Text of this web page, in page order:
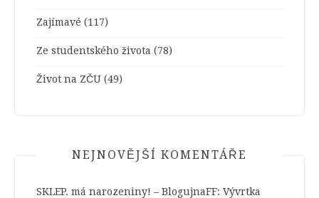
Zajímavé (117)
Ze studentského života (78)
Život na ZČU (49)
NEJNOVĚJŠÍ KOMENTÁŘE
SKLEP. má narozeniny! – BlogujnaFF: Vývrtka